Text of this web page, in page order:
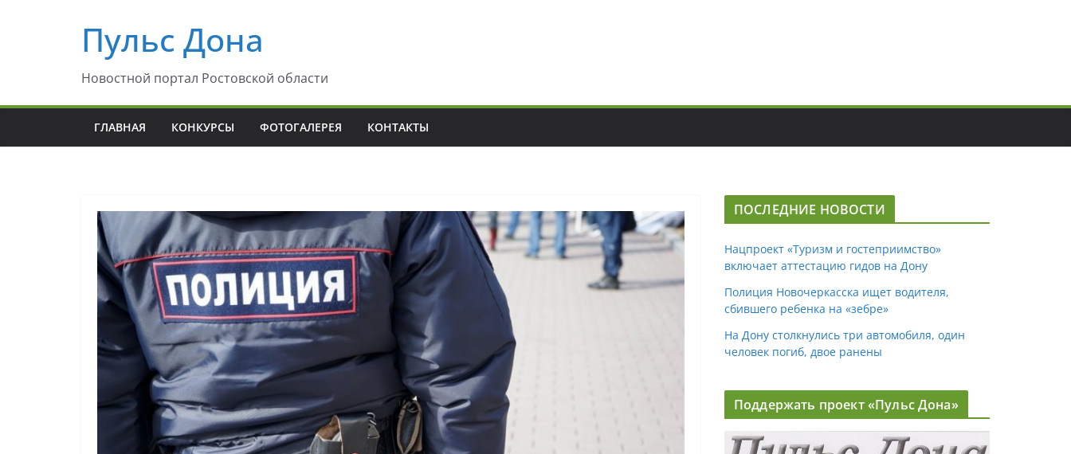
содержимомуПульс Дона
Новостной портал Ростовской области
ГЛАВНАЯ КОНКУРСЫ ФОТОГАЛЕРЕЯ КОНТАКТЫ
ПОСЛЕДНИЕ НОВОСТИ
Нацпроект «Туризм и гостеприимство»
включает аттестацию гидов на Дону
Полиция Новочеркасска ищет водителя,
сбившего ребенка на «зебре»
На Дону столкнулись три автомобиля, один
человек погиб, двое ранены
Поддержать проект «Пульс Дона»